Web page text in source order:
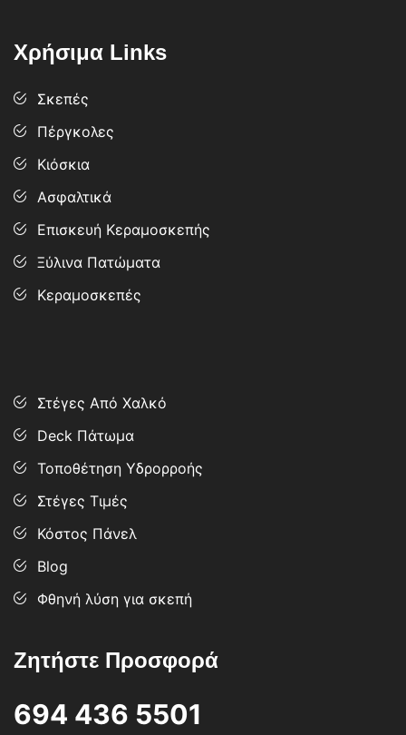
Χρήσιμα Links
Σκεπές
Πέργκολες
Κιόσκια
Ασφαλτικά
Επισκευή Κεραμοσκεπής
Ξύλινα Πατώματα
Κεραμοσκεπές
Στέγες Από Χαλκό
Deck Πάτωμα
Τοποθέτηση Υδρορροής
Στέγες Τιμές
Κόστος Πάνελ
Blog
Φθηνή λύση για σκεπή
Ζητήστε Προσφορά
694 436 5501